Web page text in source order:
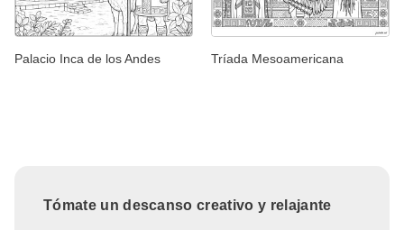
Palacio Inca de los Andes Tríada Mesoamericana
Tómate un descanso creativo y relajante